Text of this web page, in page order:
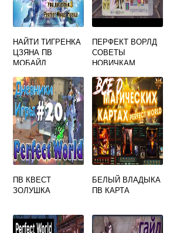
НАЙТИ ТИГРЕНКА
ЦЗЯНА ПВ
МОБАЙЛ
ПЕРФЕКТ ВОРЛД
СОВЕТЫ
НОВИЧКАМ
ПВ КВЕСТ
ЗОЛУШКА
БЕЛЫЙ ВЛАДЫКА
ПВ КАРТА